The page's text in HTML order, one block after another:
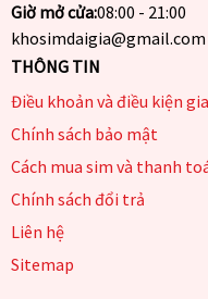
Giờ mở cửa:08:00 - 21:00
khosimdaigia@gmail.com
THÔNG TIN
Điều khoản và điều kiện
Chính sách bảo mật
Cách mua sim và thanh
Chính sách đổi trả
Liên hệ
Sitemap